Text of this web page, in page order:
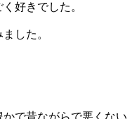
好きでした。
した。
で昔ながらで悪くない